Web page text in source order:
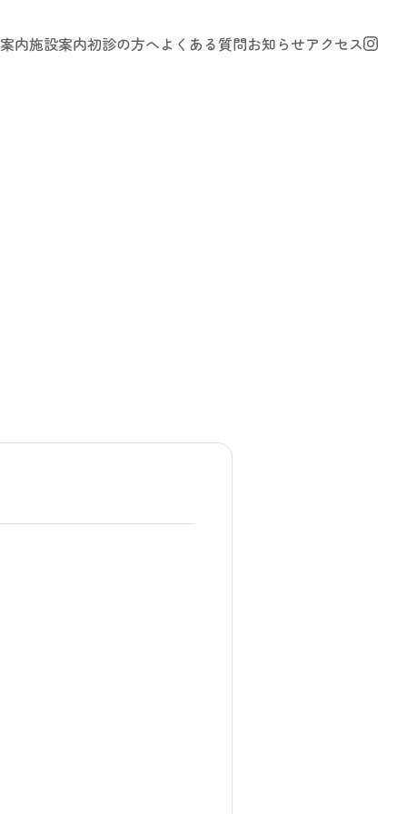
内施設案内初診の方へよくある質問お知らせアクセス